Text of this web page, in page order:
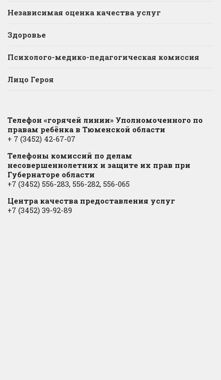
Независимая оценка качества услуг
Здоровье
Психолого-медико-педагогическая комиссия
Лицо Героя
Телефон «горячей линии» Уполномоченного по
правам ребёнка в Тюменской области
+ 7 (3452) 42-67-07
Телефоны комиссий по делам
несовершеннолетних и защите их прав при
Губернаторе области
+7 (3452) 556-283, 556-282, 556-065
Центра качества предоставления услуг
+7 (3452) 39-92-89